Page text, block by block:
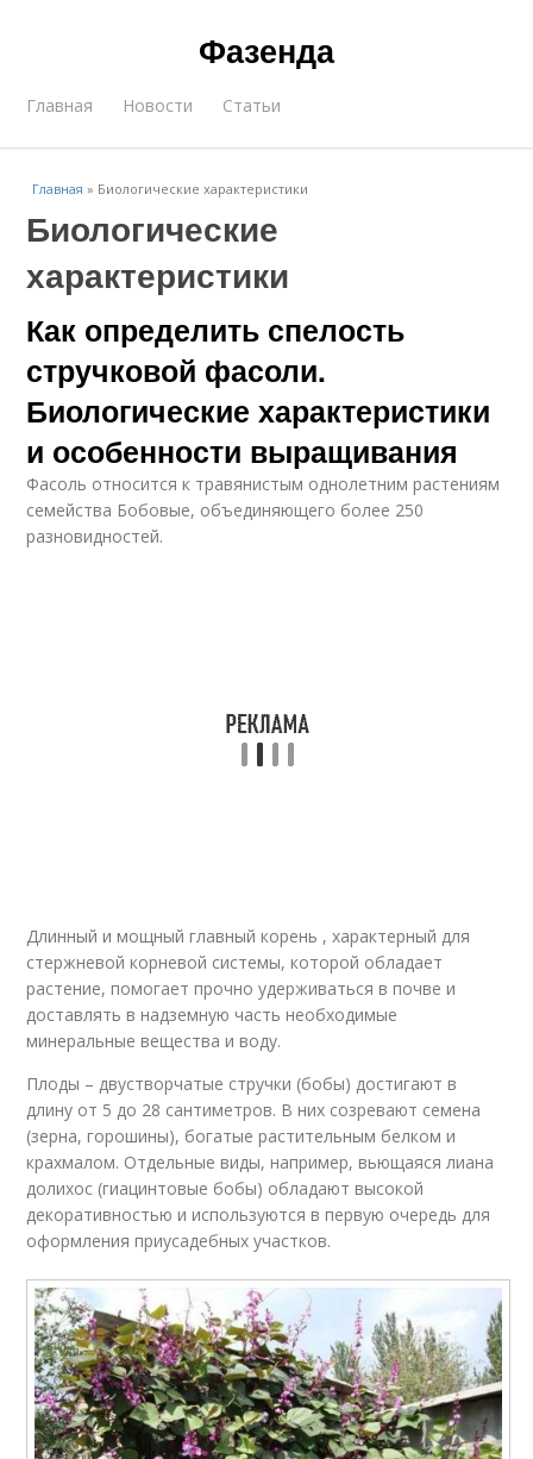
Фазенда
Главная Новости Статьи
Главная » Биологические характеристики
Биологические
характеристики
Как определить спелость
стручковой фасоли.
Биологические характеристики
и особенности выращивания
Фасоль относится к травянистым однолетним растениям
семейства Бобовые, объединяющего более 250
разновидностей.
Длинный и мощный главный корень , характерный для
стержневой корневой системы, которой обладает
растение, помогает прочно удерживаться в почве и
доставлять в надземную часть необходимые
минеральные вещества и воду.
Плоды – двустворчатые стручки (бобы) достигают в
длину от 5 до 28 сантиметров. В них созревают семена
(зерна, горошины), богатые растительным белком и
крахмалом. Отдельные виды, например, вьющаяся лиана
долихос (гиацинтовые бобы) обладают высокой
декоративностью и используются в первую очередь для
оформления приусадебных участков.